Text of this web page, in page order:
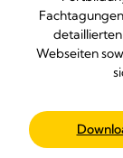
Webseiten